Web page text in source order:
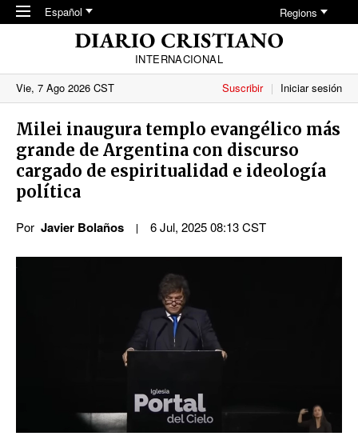
Skip to main content
Español Regions
INTERNACIONAL
Vie, 7 Ago 2026 CST
Suscribir Iniciar sesión
Milei inaugura templo evangélico más
grande de Argentina con discurso
cargado de espiritualidad e ideología
política
Por Javier Bolaños 6 Jul, 2025 08:13 CST